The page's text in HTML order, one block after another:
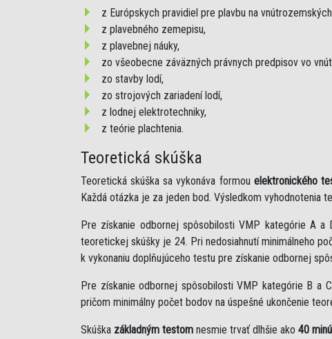
z Európskych pravidiel pre plavbu na
z plavebného zemepisu,
z plavebnej náuky,
zo všeobecne záväzných právnych predpisov vo
zo stavby lodí,
zo strojových zariadení lodí,
z lodnej elektrotechniky,
z teórie plachtenia.
Teoretická skúška
Teoretická skúška sa vykonáva formou elektronického
Každá otázka je za jeden bod. Výsledkom vyhodnotenia
Pre získanie odbornej spôsobilosti VMP kategórie A
teoretickej skúšky je 24. Pri nedosiahnutí minimálneho
k vykonaniu doplňujúceho testu pre získanie odbornej
Pre získanie odbornej spôsobilosti VMP kategórie B a
pričom minimálny počet bodov na úspešné ukončenie
Skúška základným testom nesmie trvať dlhšie ako 40